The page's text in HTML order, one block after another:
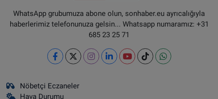
WhatsApp grubumuza abone olun, sonhaber.eu ayrıcalığıyla
haberlerimiz telefonunuza gelsin... Whatsapp numaramız: +31
685 23 25 71
Nöbetçi Eczaneler
Hava Durumu